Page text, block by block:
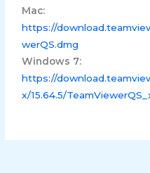
Mac:
https://
werQS.dmg
Windows 7:
https://
x/15.64.5/